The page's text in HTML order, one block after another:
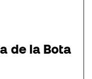
de la Bota